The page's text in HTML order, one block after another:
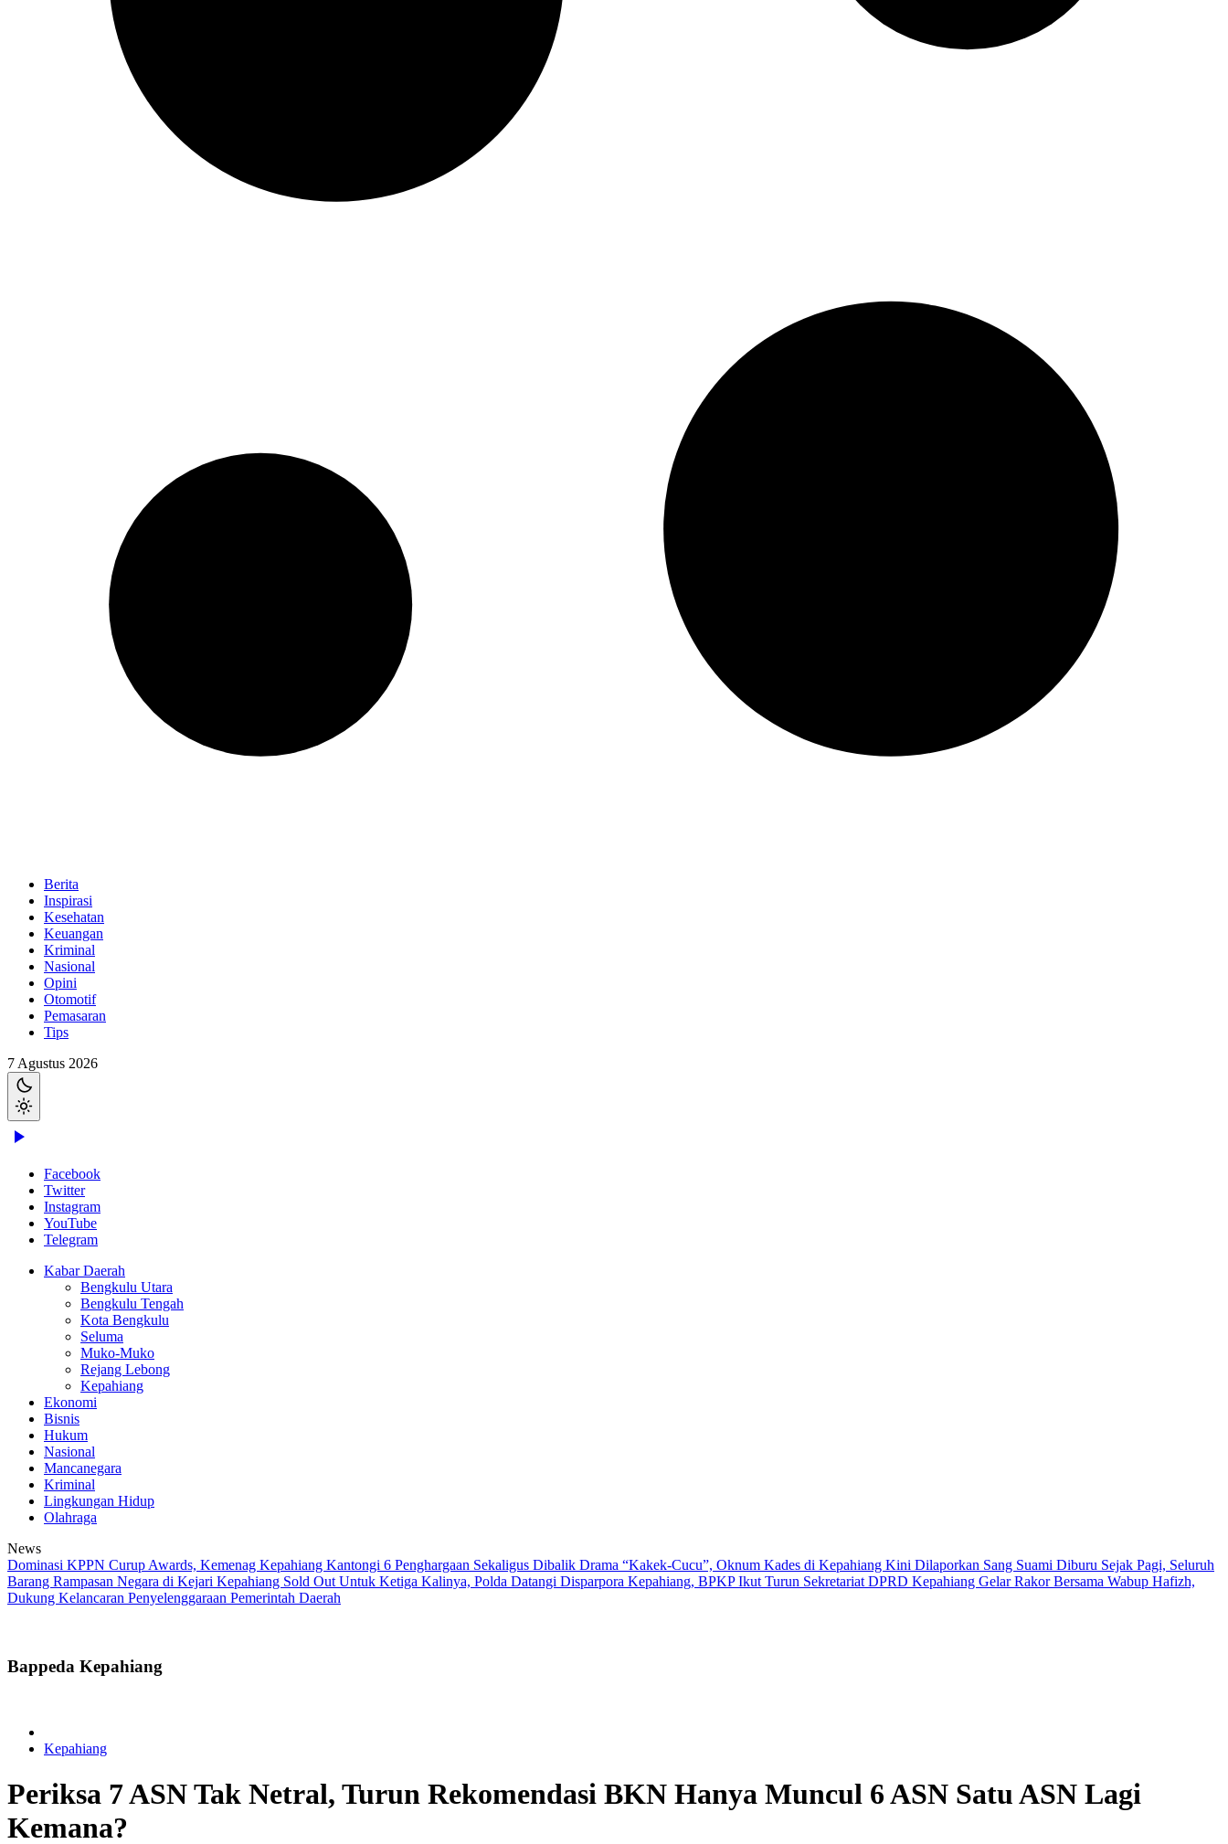
Berita
Inspirasi
Kesehatan
Keuangan
Kriminal
Nasional
Opini
Otomotif
Pemasaran
Tips
7 Agustus 2026
Facebook
Twitter
Instagram
YouTube
Telegram
Kabar Daerah
Bengkulu Utara
Bengkulu Tengah
Kota Bengkulu
Seluma
Muko-Muko
Rejang Lebong
Kepahiang
Ekonomi
Bisnis
Hukum
Nasional
Mancanegara
Kriminal
Lingkungan Hidup
Olahraga
News
Dominasi KPPN Curup Awards, Kemenag Kepahiang Kantongi 6 Penghargaan Sekaligus Dibalik Drama “Kakek-Cucu”, Oknum Kades di Kepahiang Kini Dilaporkan Sang Suami Diburu Sejak Pagi, Seluruh
Barang Rampasan Negara di Kejari Kepahiang Sold Out Untuk Ketiga Kalinya, Polda Datangi Disparpora Kepahiang, BPKP Ikut Turun Sekretariat DPRD Kepahiang Gelar Rakor Bersama Wabup Hafizh,
Dukung Kelancaran Penyelenggaraan Pemerintah Daerah
Bappeda Kepahiang
Kepahiang
Periksa 7 ASN Tak Netral, Turun Rekomendasi BKN Hanya Muncul 6 ASN Satu ASN Lagi
Kemana?